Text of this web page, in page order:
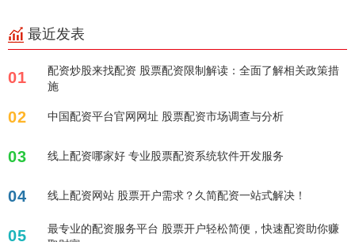
最近发表
01
配资炒股来找配资 股票配资限制解读：全面了解相关政策措
施
02 中国配资平台官网网址 股票配资市场调查与分析
03 线上配资哪家好 专业股票配资系统软件开发服务
04 线上配资网站 股票开户需求？久简配资一站式解决！
05
最专业的配资服务平台 股票开户轻松简便，快速配资助你赚